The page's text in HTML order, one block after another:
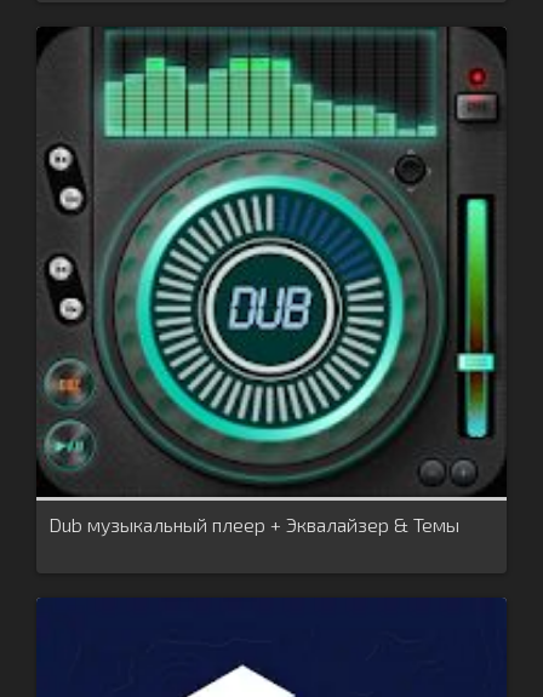
Dub музыкальный плеер + Эквалайзер & Темы